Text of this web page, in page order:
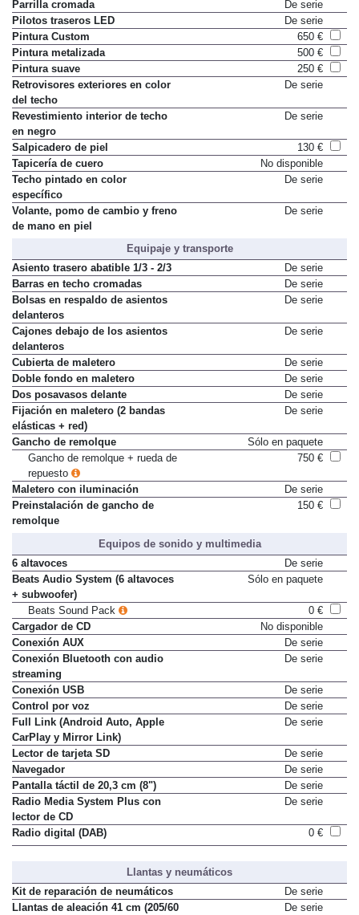
Parrilla cromada
De serie
Pilotos traseros LED
De serie
Pintura Custom
650 €
Pintura metalizada
500 €
Pintura suave
250 €
Retrovisores exteriores en color
del techo
De serie
Revestimiento interior de techo
en negro
De serie
Salpicadero de piel
130 €
Tapicería de cuero
No disponible
Techo pintado en color
específico
De serie
Volante, pomo de cambio y freno
de mano en piel
De serie
Equipaje y transporte
Asiento trasero abatible 1/3 - 2/3
De serie
Barras en techo cromadas
De serie
Bolsas en respaldo de asientos
delanteros
De serie
Cajones debajo de los asientos
delanteros
De serie
Cubierta de maletero
De serie
Doble fondo en maletero
De serie
Dos posavasos delante
De serie
Fijación en maletero (2 bandas
elásticas + red)
De serie
Gancho de remolque
Sólo en paquete
Gancho de remolque + rueda de
repuesto
750 €
Maletero con iluminación
De serie
Preinstalación de gancho de
remolque
150 €
Equipos de sonido y multimedia
6 altavoces
De serie
Beats Audio System (6 altavoces
+ subwoofer)
Sólo en paquete
Beats Sound Pack
0 €
Cargador de CD
No disponible
Conexión AUX
De serie
Conexión Bluetooth con audio
streaming
De serie
Conexión USB
De serie
Control por voz
De serie
Full Link (Android Auto, Apple
CarPlay y Mirror Link)
De serie
Lector de tarjeta SD
De serie
Navegador
De serie
Pantalla táctil de 20,3 cm (8")
De serie
Radio Media System Plus con
lector de CD
De serie
Radio digital (DAB) 0 €
Llantas y neumáticos
Kit de reparación de neumáticos
De serie
Llantas de aleación 41 cm (205/60
De serie